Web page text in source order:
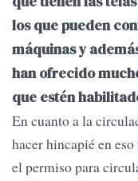
los que pueden
máquinas y
han ofrecido
que estén
En cuanto a la
hacer hincapié en
el permiso para